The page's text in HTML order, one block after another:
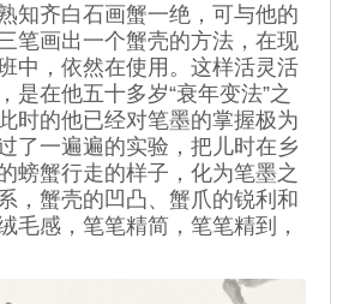
齐白石画蟹一绝，可与他的
笔画出一个蟹壳的方法，在现
中，依然在使用。这样活灵活
是在他五十多岁“衰年变法”之
时的他已经对笔墨的掌握极为
了一遍遍的实验，把儿时在乡
螃蟹行走的样子，化为笔墨之
，蟹壳的凹凸、蟹爪的锐利和
毛感，笔笔精简，笔笔精到，